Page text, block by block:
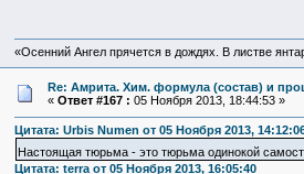
«Осенний Ангел прячется в дождях. В листве
Re: Амрита. Хим. формула (состав) и
« Ответ #167 : 05 Ноября 2013, 18:44:53 »
Цитата: Urbis Numen от 05 Ноября 2013,
Настоящая тюрьма - это тюрьма одинокой
Цитата: terra от 05 Ноября 2013, 16:05:40